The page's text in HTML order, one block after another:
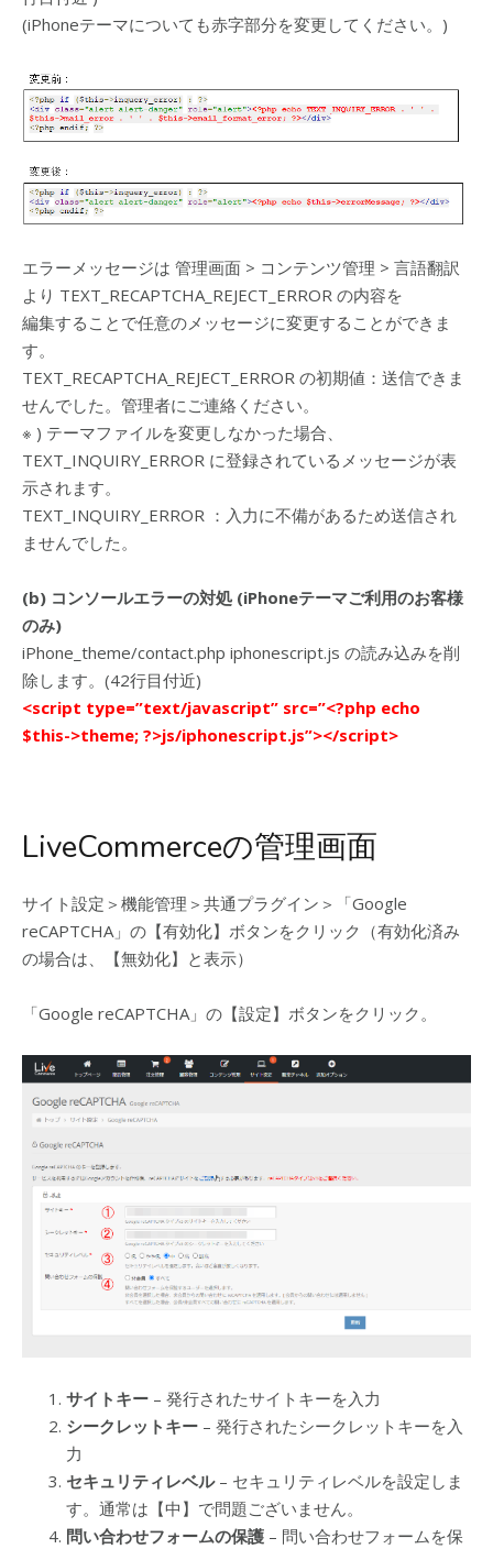
(iPhoneテーマについても赤字部分を変更してください。)
エラーメッセージは 管理画面 > コンテンツ管理 > 言語翻訳
より TEXT_RECAPTCHA_REJECT_ERROR の内容を
編集することで任意のメッセージに変更することができま
す。
TEXT_RECAPTCHA_REJECT_ERROR の初期値：送信できま
せんでした。管理者にご連絡ください。
※ ) テーマファイルを変更しなかった場合、
TEXT_INQUIRY_ERROR に登録されているメッセージが表
示されます。
TEXT_INQUIRY_ERROR ：入力に不備があるため送信され
ませんでした。
(b) コンソールエラーの対処 (iPhoneテーマご利用のお客様
のみ)
iPhone_theme/contact.php iphonescript.js の読み込みを削
除します。(42行目付近)
<script type=”text/javascript” src=”<?php echo
$this->theme; ?>js/iphonescript.js”></script>
LiveCommerceの管理画面
サイト設定＞機能管理＞共通プラグイン＞「Google
reCAPTCHA」の【有効化】ボタンをクリック（有効化済み
の場合は、【無効化】と表示）
「Google reCAPTCHA」の【設定】ボタンをクリック。
サイトキー – 発行されたサイトキーを入力
シークレットキー – 発行されたシークレットキーを入
力
セキュリティレベル– セキュリティレベルを設定しま
す。通常は【中】で問題ございません。
問い合わせフォームの保護 – 問い合わせフォームを保